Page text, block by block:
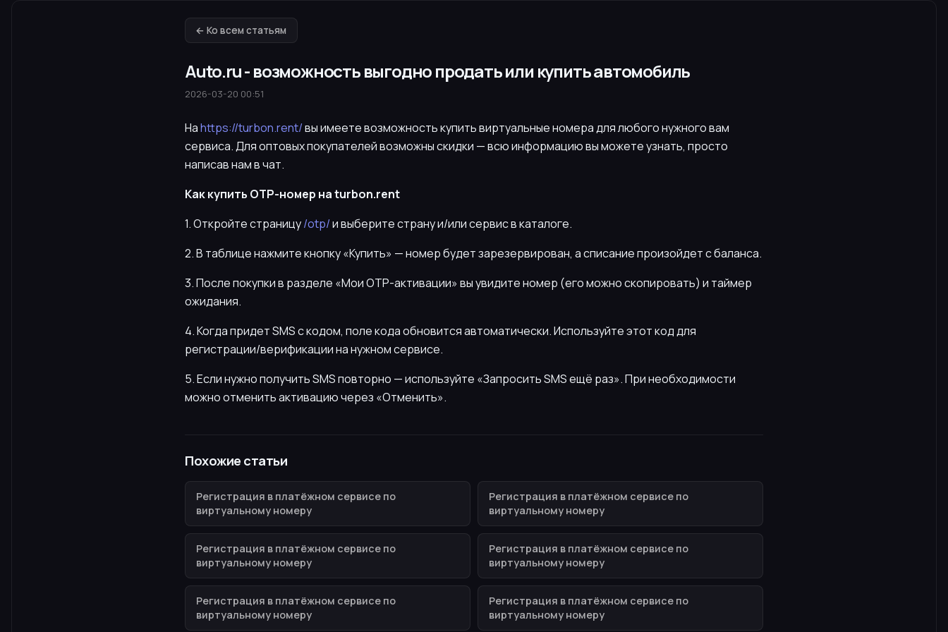
← Ко всем статьям
Auto.ru - возможность выгодно продать или купить автомобиль
2026-03-20 00:51
Наhttps://turbon.rent/вы имеете возможность купить виртуальные номера для любого нужного вам
сервиса. Для оптовых покупателей возможны скидки — всю информацию вы можете узнать, просто
написав нам в чат.
Как купить OTP-номер на turbon.rent
1. Откройте страницу/otp/и выберите страну и/или сервис в каталоге.
2. В таблице нажмите кнопку «Купить» — номер будет зарезервирован, а списание произойдет с баланса.
3. После покупки в разделе «Мои OTP-активации» вы увидите номер (его можно скопировать) и таймер
ожидания.
4. Когда придет SMS с кодом, поле кода обновится автоматически. Используйте этот код для
регистрации/верификации на нужном сервисе.
5. Если нужно получить SMS повторно — используйте «Запросить SMS ещё раз». При необходимости
можно отменить активацию через «Отменить».
Похожие статьи
Регистрация в платёжном сервисе по
виртуальному номеру
Регистрация в платёжном сервисе по
виртуальному номеру
Регистрация в платёжном сервисе по
виртуальному номеру
Регистрация в платёжном сервисе по
виртуальному номеру
Регистрация в платёжном сервисе по
виртуальному номеру
Регистрация в платёжном сервисе по
виртуальному номеру